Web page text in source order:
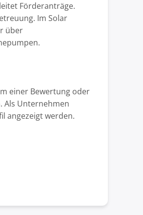
Förderanträge.
Im Solar
über
einer Bewertung oder
Als Unternehmen
angezeigt werden.